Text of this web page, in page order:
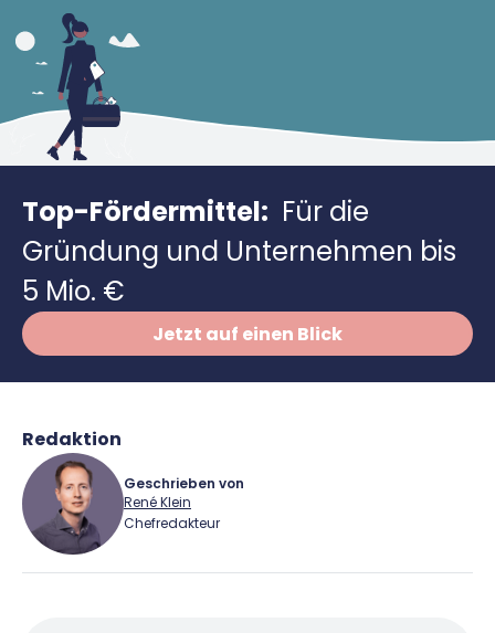
Preiskalkulation
Buchhaltungssoftware
Lohnsoftware
Weitere Tools & Vorlagen
Vergleiche
Marke, AGB & Datenschutz
Geschäftskonto eröffnen
Richtig versichern
Steuerberatung
Software
Deals
Top-Fördermittel: Für die
Gründung und Unternehmen bis
5 Mio. €
Jetzt auf einen Blick
Redaktion
Geschrieben von
René Klein
Chefredakteur